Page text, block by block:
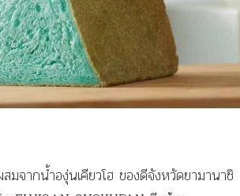
มจากน้ำองุ่นเคียวโฮ ของดีจังหวัดยามานาชิ